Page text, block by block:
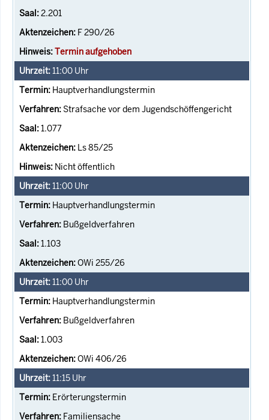
2.201
F 290/26
Termin aufgehoben
11:00 Uhr
Hauptverhandlungstermin
Strafsache vor dem Jugendschöffengericht
1.077
Ls 85/25
Nicht öffentlich
11:00 Uhr
Hauptverhandlungstermin
Bußgeldverfahren
1.103
OWi 255/26
11:00 Uhr
Hauptverhandlungstermin
Bußgeldverfahren
1.003
OWi 406/26
11:15 Uhr
Erörterungstermin
Familiensache